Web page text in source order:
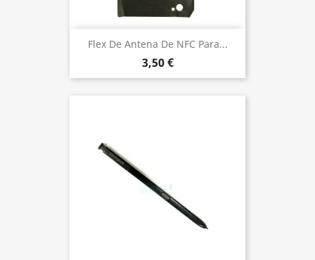
Flex De Antena De NFC Para...
3,50 €